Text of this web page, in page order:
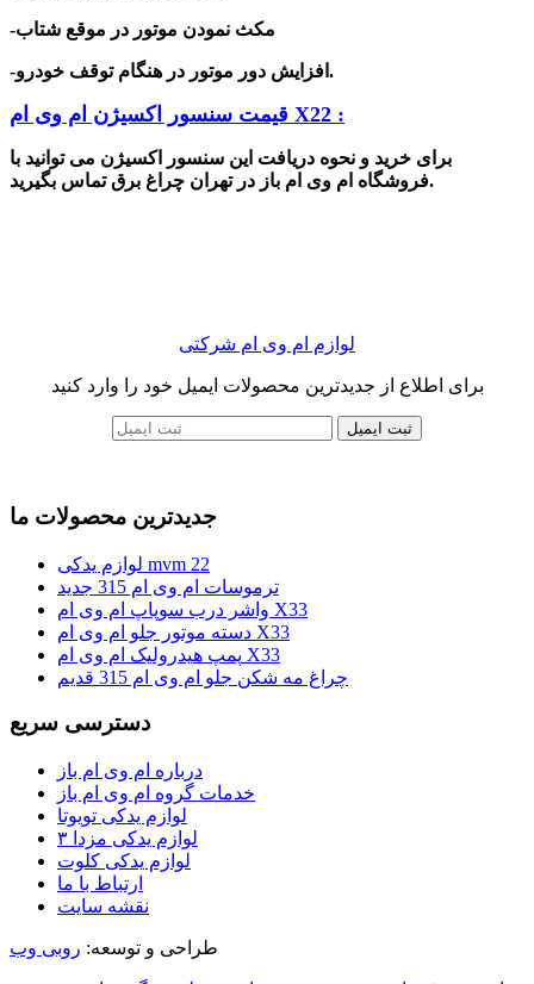
-مکث نمودن موتور در موقع شتاب
-افزایش دور موتور در هنگام توقف خودرو.
قیمت سنسور اکسیژن ام وی ام X22 :
برای خرید و نحوه دریافت این سنسور اکسیژن می توانید با
فروشگاه ام وی ام باز در تهران چراغ برق تماس بگیرید.
لوازم ام وی ام شرکتی
برای اطلاع از جدیدترین محصولات ایمیل خود را وارد کنید
ثبت ایمیل
جدیدترین محصولات ما
لوازم یدکی mvm 22
ترموسات ام وی ام 315 جدید
واشر درب سوپاپ ام وی ام X33
دسته موتور جلو ام وی ام X33
پمپ هیدرولیک ام وی ام X33
چراغ مه شکن جلو ام وی ام 315 قدیم
دسترسی سریع
درباره ام وی ام باز
خدمات گروه ام وی ام باز
لوازم یدکی تویوتا
لوازم یدکی مزدا ۳
لوازم یدکی کلوت
ارتباط با ما
نقشه سایت
طراحی و توسعه: روبی وب